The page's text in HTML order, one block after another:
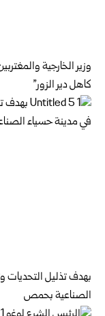
وزير الخارجية
كاهل دير الزور”
بهدف تذليل التحديات
الصناعية بحمص